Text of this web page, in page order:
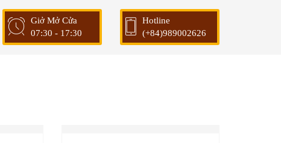
Giở Mở Cửa
07:30 - 17:30
Hotline
(+84)989002626